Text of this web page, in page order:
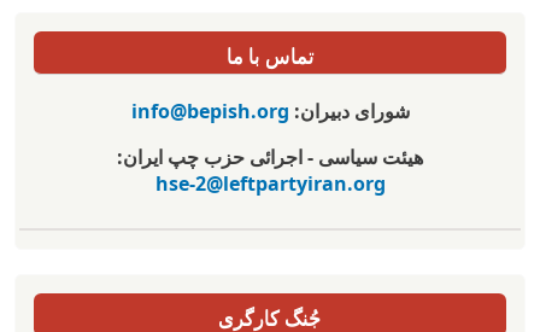
تماس با ما
شورای دبیران:info@bepish.org
هیئت سیاسی - اجرائی حزب چپ ایران:
hse-2@leftpartyiran.org
جُنگ کارگری